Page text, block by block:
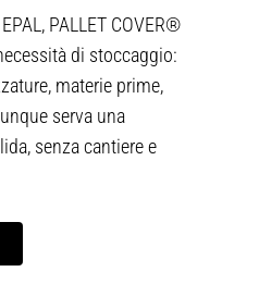
PALLET COVER®
di stoccaggio:
materie prime,
serva una
senza cantiere e